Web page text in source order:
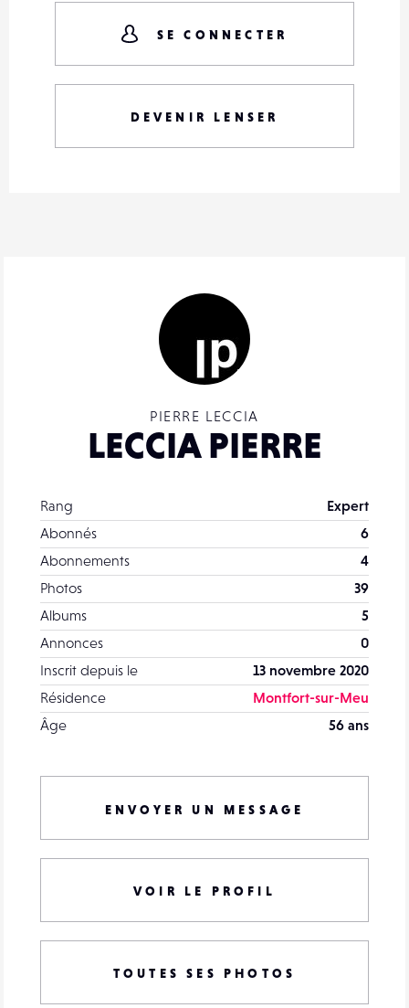
PIERRE LECCIA
LECCIA PIERRE
Rang
Expert
Abonnés
6
Abonnements
4
Photos
39
Albums
5
Annonces
0
Inscrit depuis le
13 novembre 2020
Résidence
Montfort-sur-Meu
Âge
56 ans
ENVOYER UN MESSAGE
VOIR LE PROFIL
TOUTES SES PHOTOS
SE CONNECTER
DEVENIR LENSER